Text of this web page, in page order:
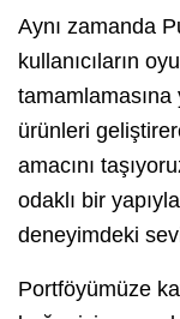
Aynı zamanda
kullanıcıların
tamamlamasına
ürünleri
amacını
odaklı bir
deneyimdeki
Portföyümüze